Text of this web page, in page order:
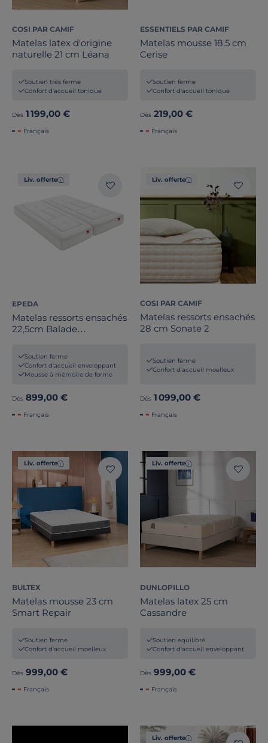
COSI PAR CAMIF
Matelas latex d'origine
naturelle 21 cm Léana
Soutien très ferme
Confort d'accueil tonique
Dès 1 199,00 €
Français
ESSENTIELS PAR CAMIF
Matelas mousse 18,5 cm
Cerise
Soutien ferme
Confort d'accueil tonique
Dès 219,00 €
Français
Liv. offerte
EPEDA
Matelas ressorts ensachés
22,5cm Balade
Soutien ferme
Confort d'accueil enveloppant
Mousse à mémoire de forme
Dès 899,00 €
Français
Liv. offerte
COSI PAR CAMIF
Matelas ressorts ensachés
28 cm Sonate 2
Soutien ferme
Confort d'accueil moelleux
Dès 1 099,00 €
Français
Liv. offerte
BULTEX
Matelas mousse 23 cm
Smart Repair
Soutien ferme
Confort d'accueil moelleux
Dès 999,00 €
Français
Liv. offerte
DUNLOPILLO
Matelas latex 25 cm
Cassandre
Soutien equilibré
Confort d'accueil enveloppant
Dès 999,00 €
Français
Liv. offerte